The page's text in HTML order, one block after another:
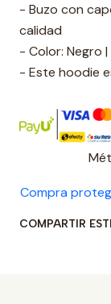
- Buzo con
calidad
- Color: Negro |
- Este hoodie
Compra
COMPARTIR